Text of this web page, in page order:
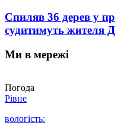
Спиляв 36 дерев у
судитимуть жителя
Ми в мережі
Погода
Рівне
вологість: